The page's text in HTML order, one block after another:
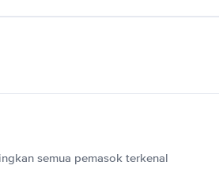
semua pemasok terkenal